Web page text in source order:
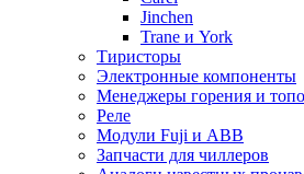
Jinchen
Trane и York
Тиристоры
Электронные компоненты
Менеджеры горения и
Реле
Модули Fuji и ABB
Запчасти для чиллеров